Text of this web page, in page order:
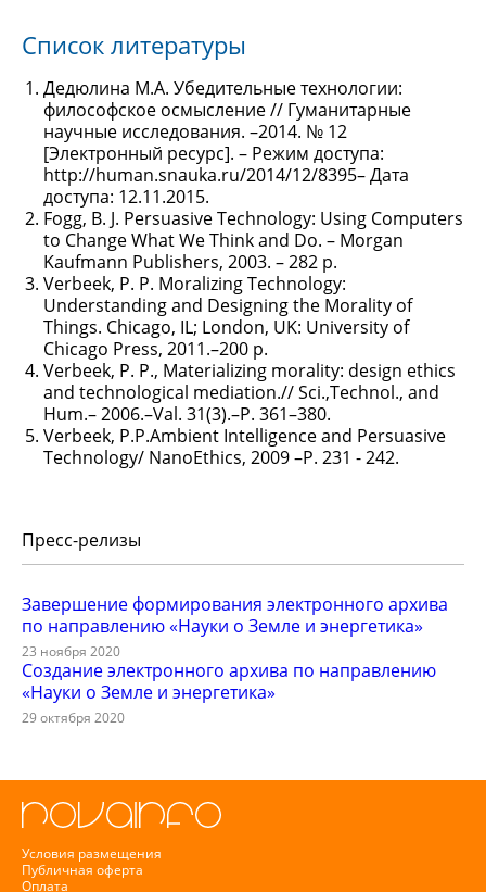
Список литературы
Дедюлина М.А. Убедительные технологии:
философское осмысление // Гуманитарные
научные исследования. –2014. № 12
[Электронный ресурс]. – Режим доступа:
http://human.snauka.ru/2014/12/8395– Дата
доступа: 12.11.2015.
Fogg, B. J. Persuasive Technology: Using Computers
to Change What We Think and Do. – Morgan
Kaufmann Publishers, 2003. – 282 p.
Verbeek, P. P. Moralizing Technology:
Understanding and Designing the Morality of
Things. Chicago, IL; London, UK: University of
Chicago Press, 2011.–200 p.
Verbeek, P. P., Materializing morality: design ethics
and technological mediation.// Sci.,Technol., and
Hum.– 2006.–Val. 31(3).–Р. 361–380.
Verbeek, P.P.Ambient Intelligence and Persuasive
Technology/ NanoEthics, 2009 –P. 231 - 242.
Пресс-релизы
Завершение формирования электронного архива
по направлению «Науки о Земле и энергетика»
23 ноября 2020
Создание электронного архива по направлению
«Науки о Земле и энергетика»
29 октября 2020
Условия размещения
Публичная оферта
Оплата